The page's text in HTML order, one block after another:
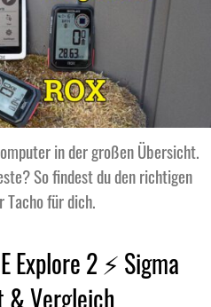
in der großen Übersicht.
So findest du den richtigen
Tacho für dich.
Explore 2 ⚡ Sigma
& Vergleich